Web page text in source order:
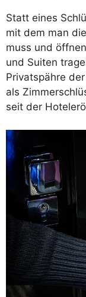
Statt eines
mit dem man
muss und
und Suiten
Privatspähre
als
seit der